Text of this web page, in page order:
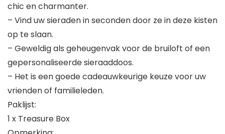
chic en charmanter.
– Vind uw sieraden in seconden door ze in deze kisten
op te slaan.
– Geweldig als geheugenvak voor de bruiloft of een
gepersonaliseerde sieraaddoos.
– Het is een goede cadeauwkeurige keuze voor uw
vrienden of familieleden.
Paklijst:
1 x Treasure Box